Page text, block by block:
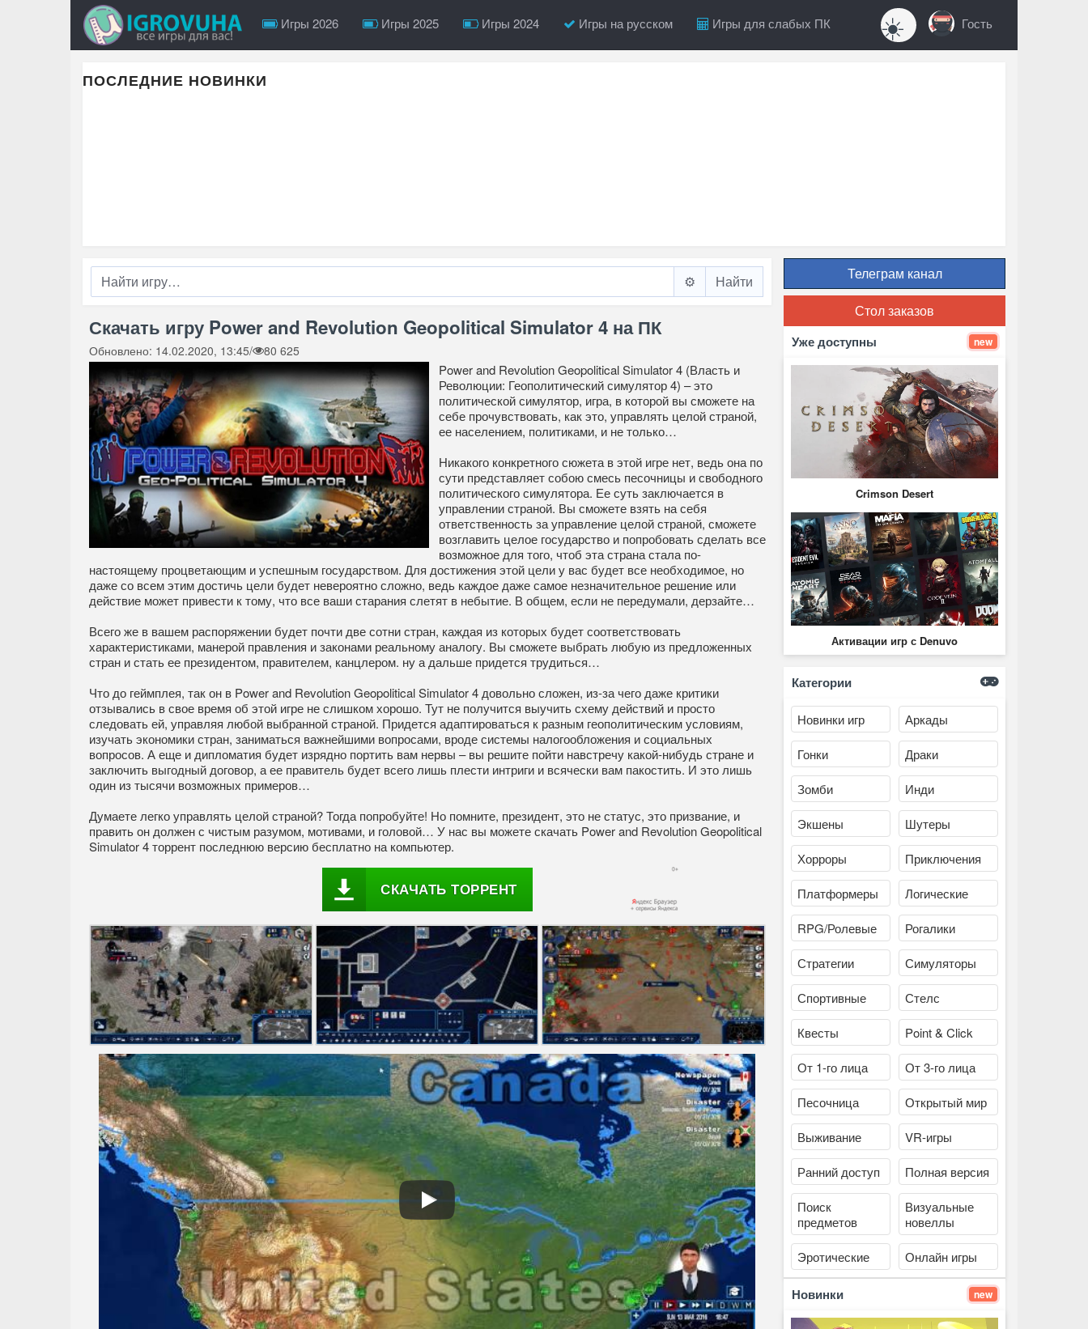
Игры 2026 Игры 2025 Игры 2024 Игры на русском Игры для слабых ПК ☀️ Гость
ПОСЛЕДНИЕ НОВИНКИ
⚙️
Скачать игру Power and Revolution Geopolitical Simulator 4 на ПК
Обновлено: 14.02.2020, 13:45/ 80 625
Power and Revolution Geopolitical Simulator 4 (Власть и
Революции: Геополитический симулятор 4) – это
политической симулятор, игра, в которой вы сможете на
себе прочувствовать, как это, управлять целой страной,
ее населением, политиками, и не только…
Никакого конкретного сюжета в этой игре нет, ведь она по
сути представляет собою смесь песочницы и свободного
политического симулятора. Ее суть заключается в
управлении страной. Вы сможете взять на себя
ответственность за управление целой страной, сможете
возглавить целое государство и попробовать сделать все
возможное для того, чтоб эта страна стала по-
настоящему процветающим и успешным государством. Для достижения этой цели у вас будет все необходимое, но
даже со всем этим достичь цели будет невероятно сложно, ведь каждое даже самое незначительное решение или
действие может привести к тому, что все ваши старания слетят в небытие. В общем, если не передумали, дерзайте…
Всего же в вашем распоряжении будет почти две сотни стран, каждая из которых будет соответствовать
характеристиками, манерой правления и законами реальному аналогу. Вы сможете выбрать любую из предложенных
стран и стать ее президентом, правителем, канцлером. ну а дальше придется трудиться…
Что до геймплея, так он в Power and Revolution Geopolitical Simulator 4 довольно сложен, из-за чего даже критики
отзывались в свое время об этой игре не слишком хорошо. Тут не получится выучить схему действий и просто
следовать ей, управляя любой выбранной страной. Придется адаптироваться к разным геополитическим условиям,
изучать экономики стран, заниматься важнейшими вопросами, вроде системы налогообложения и социальных
вопросов. А еще и дипломатия будет изрядно портить вам нервы – вы решите пойти навстречу какой-нибудь стране и
заключить выгодный договор, а ее правитель будет всего лишь плести интриги и всячески вам пакостить. И это лишь
один из тысячи возможных примеров…
Думаете легко управлять целой страной? Тогда попробуйте! Но помните, президент, это не статус, это призвание, и
править он должен с чистым разумом, мотивами, и головой… У нас вы можете скачать Power and Revolution Geopolitical
Simulator 4 торрент последнюю версию бесплатно на компьютер.
СКАЧАТЬ ТОРРЕНТ
Телеграм канал
Стол заказов
Уже доступны new
Crimson Desert
Активации игр с Denuvo
Категории
Новинки игр Аркады
Гонки Драки
Зомби Инди
Экшены Шутеры
Хорроры Приключения
Платформеры Логические
RPG/Ролевые Рогалики
Стратегии Симуляторы
Спортивные Стелс
Квесты Point & Click
От 1-го лица От 3-го лица
Песочница Открытый мир
Выживание VR-игры
Ранний доступ Полная версия
Поиск
предметов
Визуальные
новеллы
Эротические Онлайн игры
Новинки new